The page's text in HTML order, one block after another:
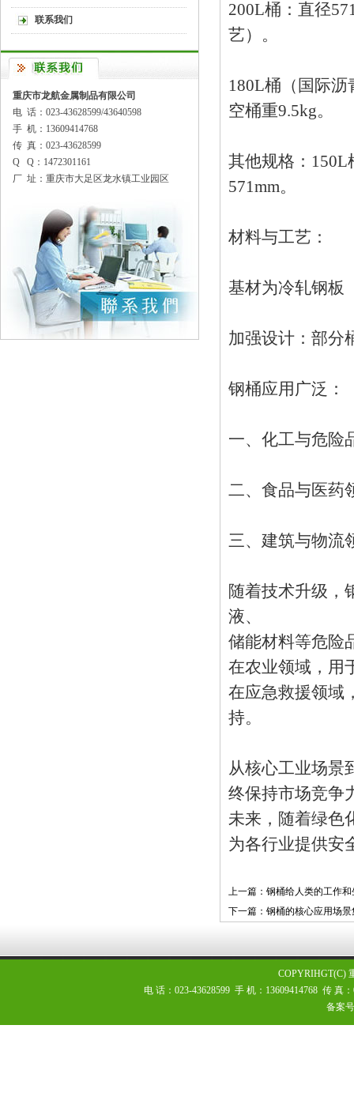
联系我们
重庆市龙航金属制品有限公司
电 话：023-43628599/43640598
手 机：13609414768
传 真：023-43628599
Q Q：1472301161
厂 址：重庆市大足区龙水镇工业园区
200L桶：直径
艺）。‌‌
180L桶（国际沥
空桶重9.5kg。‌‌
其他规格：150L
571mm。‌‌
材料与工艺‌：
基材为冷轧钢板
加强设计：部分
钢桶应用广泛：
一、化工与危险
二、食品与医药
三、建筑与物流
随着技术升级，
液、
储能材料等危险
在农业领域，用
在应急救援领域
持。
从核心工业场景
终保持市场竞争
未来，随着绿色
为各行业提供安
上一篇：钢桶给人类的工作
下一篇：钢桶的核心应用场
COPYRIHGT(C)
电 话：023-43628599 手 机：13609414768 传 真
备案